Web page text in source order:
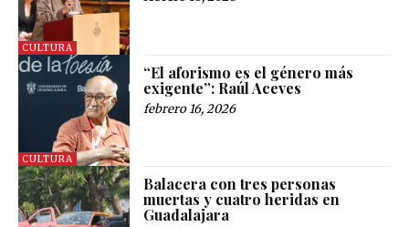
CULTURA
CULTURA
“El aforismo es el género más
exigente”: Raúl Aceves
febrero 16, 2026
Balacera con tres personas
muertas y cuatro heridas en
Guadalajara